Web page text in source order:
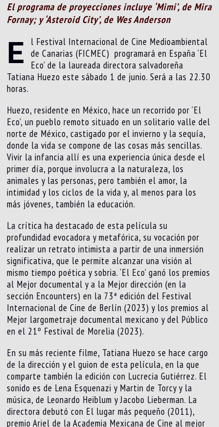
El programa de proyecciones incluye ‘Mimi’, de Mira
Fornay; y ‘Asteroid City’, de Wes Anderson
E
l Festival Internacional de Cine Medioambiental
de Canarias (FICMEC) programará en España ‘El
Eco’ de la laureada directora salvadoreña
Tatiana Huezo este sábado 1 de junio. Será a las 22.30
horas.
Huezo, residente en México, hace un recorrido por ‘El
Eco’, un pueblo remoto situado en un solitario valle del
norte de México, castigado por el invierno y la sequía,
donde la vida se compone de las cosas más sencillas.
Vivir la infancia allí es una experiencia única desde el
primer día, porque involucra a la naturaleza, los
animales y las personas, pero también el amor, la
intimidad y los ciclos de la vida y, al menos para los
más jóvenes, también la educación.
La crítica ha destacado de esta película su
profundidad evocadora y metafórica, su vocación por
realizar un retrato intimista a partir de una inmersión
significativa, que le permite alcanzar una visión al
mismo tiempo poética y sobria. ‘El Eco’ ganó los premios
al Mejor documental y a la Mejor dirección (en la
sección Encounters) en la 73ª edición del Festival
Internacional de Cine de Berlín (2023) y los premios al
Mejor largometraje documental mexicano y del Público
en el 21º Festival de Morelia (2023).
En su más reciente filme, Tatiana Huezo se hace cargo
de la dirección y el guion de esta película, en la que
comparte también la edición con Lucrecia Gutiérrez. El
sonido es de Lena Esquenazi y Martin de Torcy y la
música, de Leonardo Heiblum y Jacobo Lieberman. La
directora debutó con El lugar más pequeño (2011),
premio Ariel de la Academia Mexicana de Cine al mejor